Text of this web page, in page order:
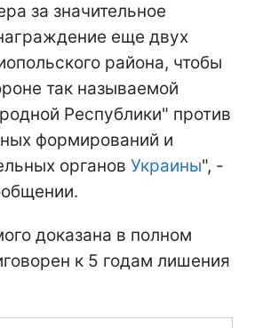
за значительное
еще двух
района, чтобы
так называемой
Республики" против
формирований и
органов Украины", -
доказана в полном
к 5 годам лишения